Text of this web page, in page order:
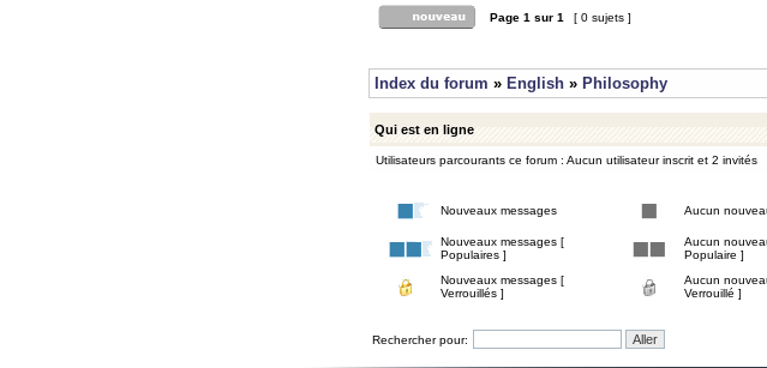
Page 1 sur 1 [ 0 sujets ]
Index du forum » English » Philosophy
Qui est en ligne
Utilisateurs parcourants ce forum : Aucun utilisateur inscrit et 2 invités
Nouveaux messages Aucun
Nouveaux messages [
Populaires ]
Aucun
Populaire ]
Nouveaux messages [
Verrouillés ]
Aucun
Verrouillé ]
Rechercher pour: